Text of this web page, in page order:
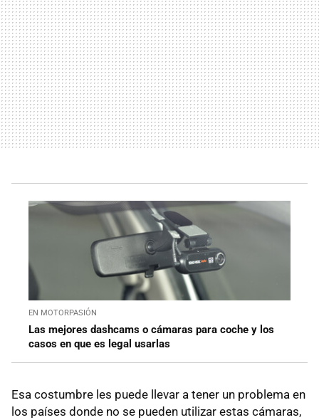
EN MOTORPASIÓN
Las mejores dashcams o cámaras para coche y los
casos en que es legal usarlas
Esa costumbre les puede llevar a tener un problema en
los países donde no se pueden utilizar estas cámaras,